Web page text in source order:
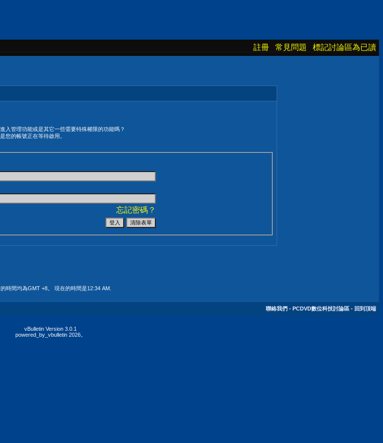
註冊 常見問題 標記討論區為已讀
入管理功能或是其它一些需要特殊權限的功能嗎？
您的帳號正在等待啟用。
忘記密碼？
時間均為GMT +8。 現在的時間是12:34 AM
聯絡我們 - PCDVD數位科技討論區 - 回到頂端
vBulletin Version 3.0.1
powered_by_vbulletin 2026。